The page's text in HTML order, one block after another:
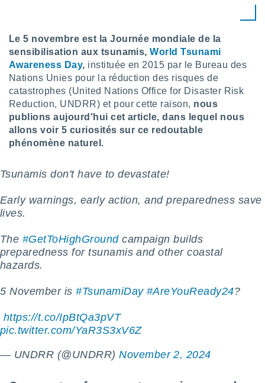
des
au
de
web.
les
de
à
cas,
que
la
Le 5 novembre est la Journée mondiale de la
sensibilisation aux tsunamis,World Tsunami
Awareness Day, instituée en 2015 par le Bureau des
Nations Unies pour la réduction des risques de
catastrophes (United Nations Office for Disaster Risk
Reduction, UNDRR) et pour cette raison, nous
publions aujourd'hui cet article, dans lequel nous
allons voir 5 curiosités sur ce redoutable
phénomène naturel.
Tsunamis don't have to devastate!
Early warnings, early action, and preparedness save
lives.
The #GetToHighGroundcampaign builds
preparedness for tsunamis and other coastal
hazards.
️5 November is#TsunamiDay #AreYouReady24?
https://t.co/IpBtQa3pVT
pic.twitter.com/YaR3S3xV6Z
— UNDRR (@UNDRR)November 2, 2024